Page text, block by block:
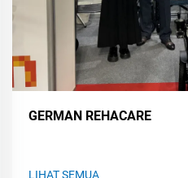
GERMAN REHACARE
LIHAT SEMUA